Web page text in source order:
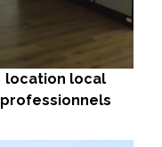
location local
professionnels